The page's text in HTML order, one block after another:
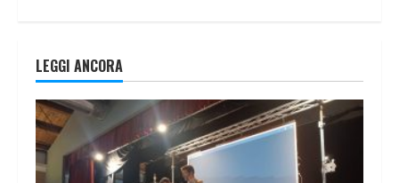
LEGGI ANCORA